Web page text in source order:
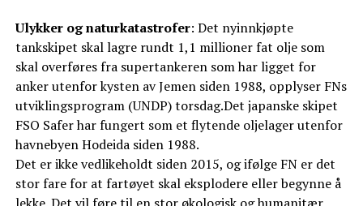
Ulykker og naturkatastrofer: Det nyinnkjøpte
tankskipet skal lagre rundt 1,1 millioner fat olje som
skal overføres fra supertankeren som har ligget for
anker utenfor kysten av Jemen siden 1988, opplyser FNs
utviklingsprogram (UNDP) torsdag.Det japanske skipet
FSO Safer har fungert som et flytende oljelager utenfor
havnebyen Hodeida siden 1988.
Det er ikke vedlikeholdt siden 2015, og ifølge FN er det
stor fare for at fartøyet skal eksplodere eller begynne å